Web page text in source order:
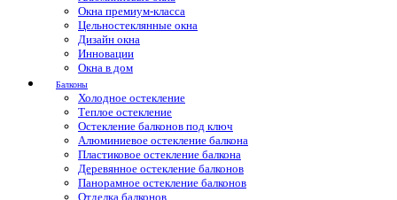
Окна премиум-класса
Цельностеклянные окна
Дизайн окна
Инновации
Окна в дом
Балконы
Холодное остекление
Теплое остекление
Остекление балконов под ключ
Алюминиевое остекление балкона
Пластиковое остекление балкона
Деревянное остекление балконов
Панорамное остекление балконов
Отделка балконов